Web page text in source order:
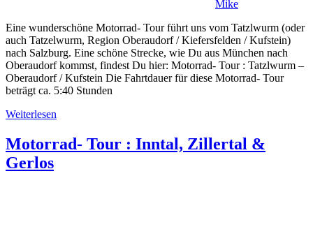
Mike
Eine wunderschöne Motorrad- Tour führt uns vom Tatzlwurm (oder
auch Tatzelwurm, Region Oberaudorf / Kiefersfelden / Kufstein)
nach Salzburg. Eine schöne Strecke, wie Du aus München nach
Oberaudorf kommst, findest Du hier: Motorrad- Tour : Tatzlwurm –
Oberaudorf / Kufstein Die Fahrtdauer für diese Motorrad- Tour
beträgt ca. 5:40 Stunden
Weiterlesen
Motorrad- Tour : Inntal, Zillertal &
Gerlos